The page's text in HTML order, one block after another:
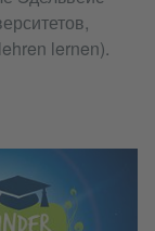
lernen).